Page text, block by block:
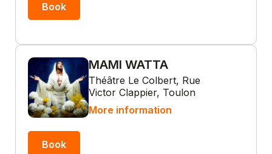
Book
MAMI WATTA
Théâtre Le Colbert, Rue
Victor Clappier, Toulon
More information
Book